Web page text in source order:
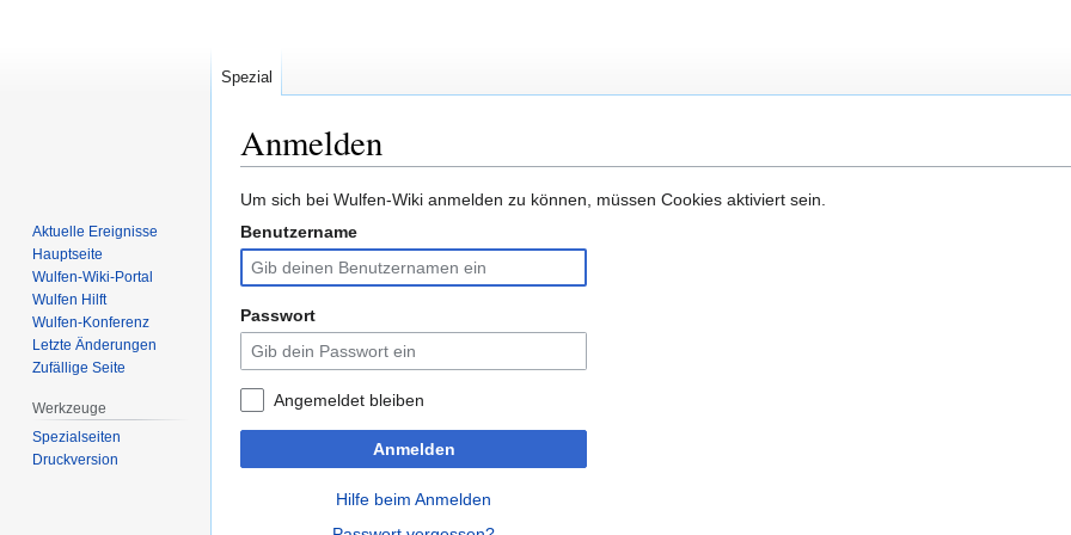
Anmelden
Zur
Navigation
springen
Zur
Suche
springen
Um sich bei Wulfen-Wiki anmelden zu können, müssen Cookies aktiviert sein.
Benutzername
Passwort
Angemeldet bleiben
Anmelden
Hilfe beim Anmelden
Spezial
Aktuelle Ereignisse
Hauptseite
Wulfen-Wiki-Portal
Wulfen Hilft
Wulfen-Konferenz
Letzte Änderungen
Zufällige Seite
Werkzeuge
Spezialseiten
Druckversion